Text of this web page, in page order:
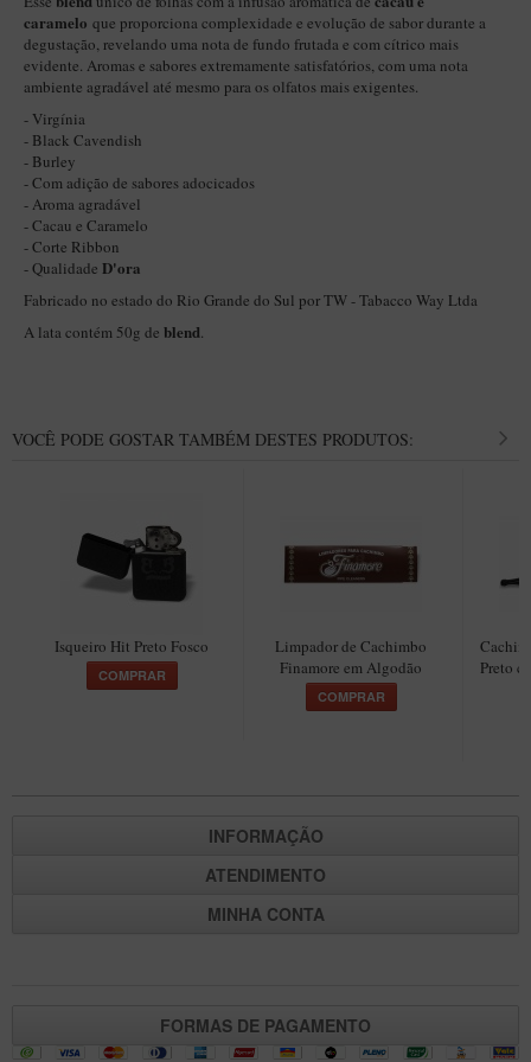
Itália Encerado
Maestro Nacional
Maestro Nacional Encerado
Caboclo - 7 Voltas
Cachimbeco
Churchwarden
Fiore
Giovanni
Jateado
New Rose Polido
Petrus
Premium
Sextavado
CACHIMBOS ARTESANAIS DE BRIAR ITALIANO
caramelo que proporciona complexidade e evolução de sabor durante a
degustação, revelando uma nota de fundo frutada e com cítrico mais
evidente. Aromas e sabores extremamente satisfatórios, com uma nota
ambiente agradável até mesmo para os olfatos mais exigentes.
- Virgínia
- Black Cavendish
- Burley
- Com adição de sabores adocicados
- Aroma agradável
- Cacau e Caramelo
- Corte Ribbon
- Qualidade D'ora
Fabricado no estado do Rio Grande do Sul por TW - Tabacco Way Ltda
A lata contém 50g de blend.
VOCÊ PODE GOSTAR TAMBÉM DESTES PRODUTOS:
Isqueiro Hit Preto Fosco
COMPRAR
Limpador de Cachimbo
Finamore em Algodão
COMPRAR
Preto
INFORMAÇÃO
ATENDIMENTO
MINHA CONTA
FORMAS DE PAGAMENTO